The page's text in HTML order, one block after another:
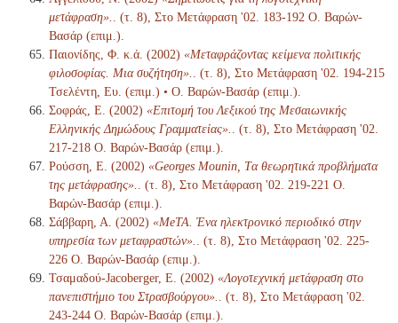
μετάφραση».
. (τ. 8), Στο Μετάφραση '02. 183-192 Ο. Βαρών-
Βασάρ (επιμ.).
Παιονίδης, Φ. κ.ά. (2002) «Μεταφράζοντας κείμενα πολιτικής
φιλοσοφίας. Μια συζήτηση».
. (τ. 8), Στο Μετάφραση '02. 194-215
Τσελέντη, Ευ. (επιμ.) • Ο. Βαρών-Βασάρ (επιμ.).
Σοφράς, Ε. (2002) «Επιτομή του Λεξικού της Μεσαιωνικής
Ελληνικής Δημώδους Γραμματείας».
. (τ. 8), Στο Μετάφραση '02.
217-218 Ο. Βαρών-Βασάρ (επιμ.).
Ρούσση, Ε. (2002) «Georges Mounin, Tα θεωρητικά προβλήματα
της μετάφρασης».
. (τ. 8), Στο Μετάφραση '02. 219-221 Ο.
Βαρών-Βασάρ (επιμ.).
Σάββαρη, Α. (2002) «MeTA. Ένα ηλεκτρονικό περιοδικό στην
υπηρεσία των μεταφραστών».
. (τ. 8), Στο Μετάφραση '02. 225-
226 Ο. Βαρών-Βασάρ (επιμ.).
Τσαμαδού-Jacoberger, Ε. (2002) «Λογοτεχνική μετάφραση στο
πανεπιστήμιο του Στρασβούργου».
. (τ. 8), Στο Μετάφραση '02.
243-244 Ο. Βαρών-Βασάρ (επιμ.).